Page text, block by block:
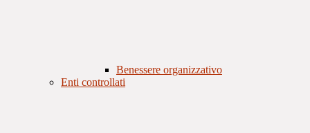
Benessere organizzativo
Enti controllati